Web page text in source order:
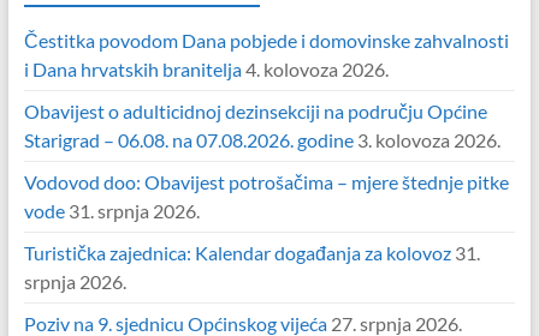
Čestitka povodom Dana pobjede i domovinske zahvalnosti
i Dana hrvatskih branitelja4. kolovoza 2026.
Obavijest o adulticidnoj dezinsekciji na području Općine
Starigrad – 06.08. na 07.08.2026. godine 3. kolovoza 2026.
Vodovod doo: Obavijest potrošačima – mjere štednje pitke
vode 31. srpnja 2026.
Turistička zajednica: Kalendar događanja za kolovoz 31.
srpnja 2026.
Poziv na 9. sjednicu Općinskog vijeća 27. srpnja 2026.